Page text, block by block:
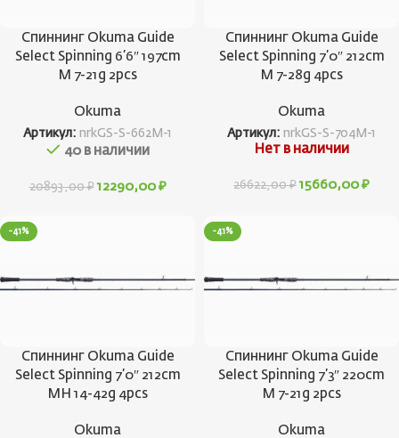
Спиннинг Okuma Guide
Select Spinning 6’6″ 197cm
M 7-21g 2pcs
Okuma
Артикул: nrkGS-S-662M-1
40 в наличии
20893,00₽ 12290,00 ₽
Спиннинг Okuma Guide
Select Spinning 7’0″ 212cm
M 7-28g 4pcs
Okuma
Артикул: nrkGS-S-704M-1
Нет в наличии
26622,00₽ 15660,00 ₽
-41%
Спиннинг Okuma Guide
Select Spinning 7’0″ 212cm
MH 14-42g 4pcs
Okuma
-41%
Спиннинг Okuma Guide
Select Spinning 7’3″ 220cm
M 7-21g 2pcs
Okuma